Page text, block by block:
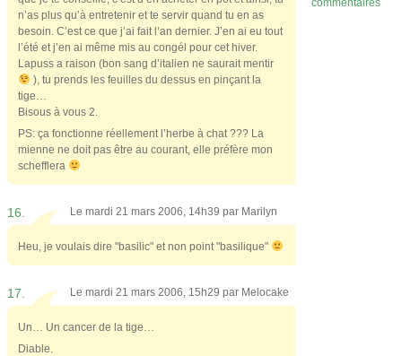
n’as plus qu’à entretenir et te servir quand tu en as
besoin. C’est ce que j’ai fait l’an dernier. J’en ai eu tout
l’été et j’en ai même mis au congél pour cet hiver.
Lapuss a raison (bon sang d’italien ne saurait mentir
), tu prends les feuilles du dessus en pinçant la
tige…
Bisous à vous 2.
PS: ça fonctionne réellement l’herbe à chat ??? La
mienne ne doit pas être au courant, elle préfère mon
schefflera
16. Le mardi 21 mars 2006, 14h39 par Marilyn
Heu, je voulais dire "basilic" et non point "basilique"
17. Le mardi 21 mars 2006, 15h29 par Melocake
Un… Un cancer de la tige…
Diable.
commentaires